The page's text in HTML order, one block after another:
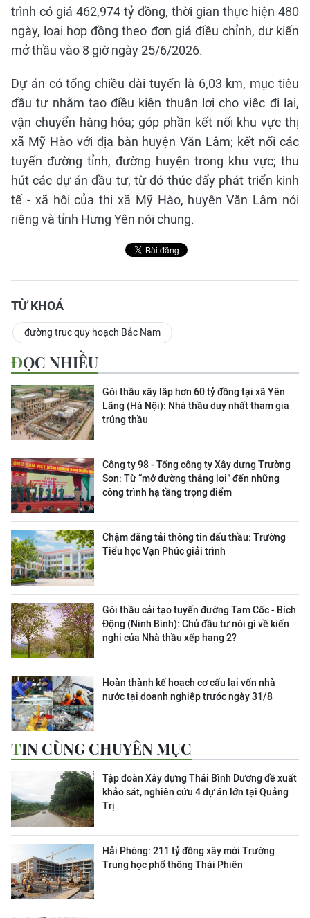
trình có giá 462,974 tỷ đồng, thời gian thực hiện 480
ngày, loại hợp đồng theo đơn giá điều chỉnh, dự kiến
mở thầu vào 8 giờ ngày 25/6/2026.
Dự án có tổng chiều dài tuyến là 6,03 km, mục tiêu
đầu tư nhằm tạo điều kiện thuận lợi cho việc đi lại,
vận chuyển hàng hóa; góp phần kết nối khu vực thị
xã Mỹ Hào với địa bàn huyện Văn Lâm; kết nối các
tuyến đường tỉnh, đường huyện trong khu vực; thu
hút các dự án đầu tư, từ đó thúc đẩy phát triển kinh
tế - xã hội của thị xã Mỹ Hào, huyện Văn Lâm nói
riêng và tỉnh Hưng Yên nói chung.
TỪ KHOÁ
đường trục quy hoạch Bắc Nam
ĐỌC NHIỀU
Gói thầu xây lắp hơn 60 tỷ đồng tại xã Yên
Lãng (Hà Nội): Nhà thầu duy nhất tham gia
trúng thầu
Công ty 98 - Tổng công ty Xây dựng Trường
Sơn: Từ “mở đường thắng lợi” đến những
công trình hạ tầng trọng điểm
Chậm đăng tải thông tin đấu thầu: Trường
Tiểu học Vạn Phúc giải trình
Gói thầu cải tạo tuyến đường Tam Cốc - Bích
Động (Ninh Bình): Chủ đầu tư nói gì về kiến
nghị của Nhà thầu xếp hạng 2?
Hoàn thành kế hoạch cơ cấu lại vốn nhà
nước tại doanh nghiệp trước ngày 31/8
TIN CÙNG CHUYÊN MỤC
Tập đoàn Xây dựng Thái Bình Dương đề xuất
khảo sát, nghiên cứu 4 dự án lớn tại Quảng
Trị
Hải Phòng: 211 tỷ đồng xây mới Trường
Trung học phổ thông Thái Phiên